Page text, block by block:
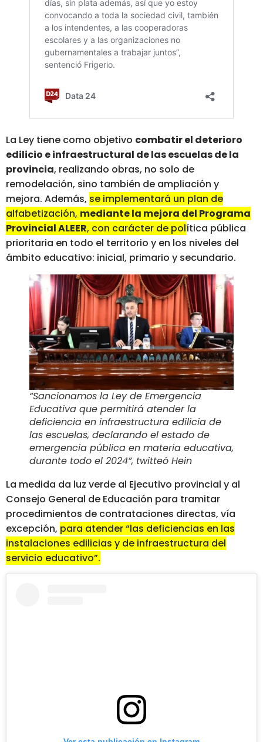
La Ley tiene como objetivo combatir el deterioro
edilicio e infraestructural de las escuelas de la
provincia, realizando obras, no solo de
remodelación, sino también de ampliación y
mejora. Además, se implementará un plan de
alfabetización, mediante la mejora del Programa
Provincial ALEER, con carácter de política pública
prioritaria en todo el territorio y en los niveles del
ámbito educativo: inicial, primario y secundario.
“Sancionamos la Ley de Emergencia
Educativa que permitirá atender la
deficiencia en infraestructura edilicia de
las escuelas, declarando el estado de
emergencia pública en materia educativa,
durante todo el 2024”, twitteó Hein
La medida da luz verde al Ejecutivo provincial y al
Consejo General de Educación para tramitar
procedimientos de contrataciones directas, vía
excepción, para atender “las deficiencias en las
instalaciones edilicias y de infraestructura del
servicio educativo”.